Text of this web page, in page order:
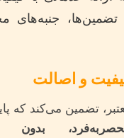
جنبه‌های
و اصالت
تضمین می‌کند که